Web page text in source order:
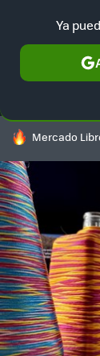
MENÚ
HOY SE
Mercado
Ya